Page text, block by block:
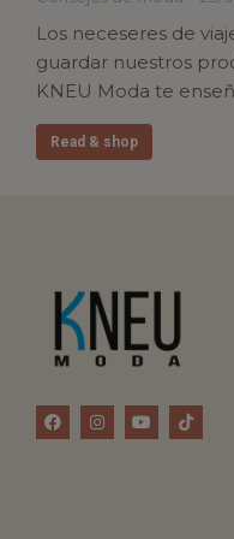
Los neceseres de
guardar nuestros
KNEU Moda te
Read & shop